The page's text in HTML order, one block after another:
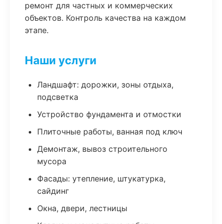
ремонт для частных и коммерческих
объектов. Контроль качества на каждом
этапе.
Наши услуги
Ландшафт: дорожки, зоны отдыха,
подсветка
Устройство фундамента и отмостки
Плиточные работы, ванная под ключ
Демонтаж, вывоз строительного
мусора
Фасады: утепление, штукатурка,
сайдинг
Окна, двери, лестницы